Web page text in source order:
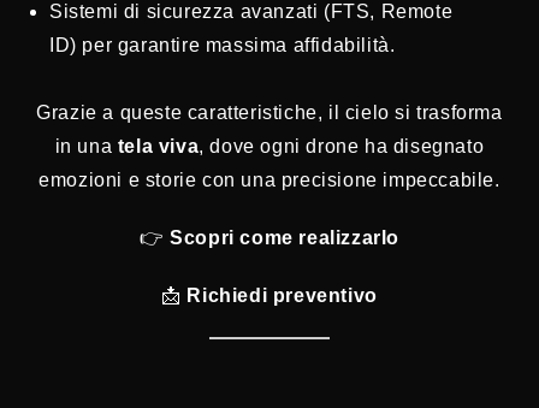
Sistemi di sicurezza avanzati (FTS, Remote
ID) per garantire massima affidabilità.
Grazie a queste caratteristiche, il cielo si trasforma
in una tela viva, dove ogni drone ha disegnato
emozioni e storie con una precisione impeccabile.
👉Scopri come realizzarlo
📩 Richiedi preventivo